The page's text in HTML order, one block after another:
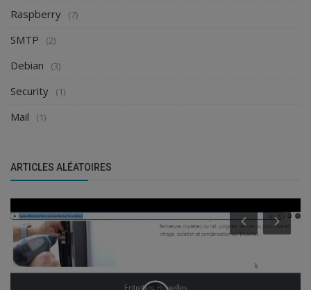
Raspberry (7)
SMTP (2)
Debian (3)
Security (1)
Mail (1)
ARTICLES ALÉATOIRES